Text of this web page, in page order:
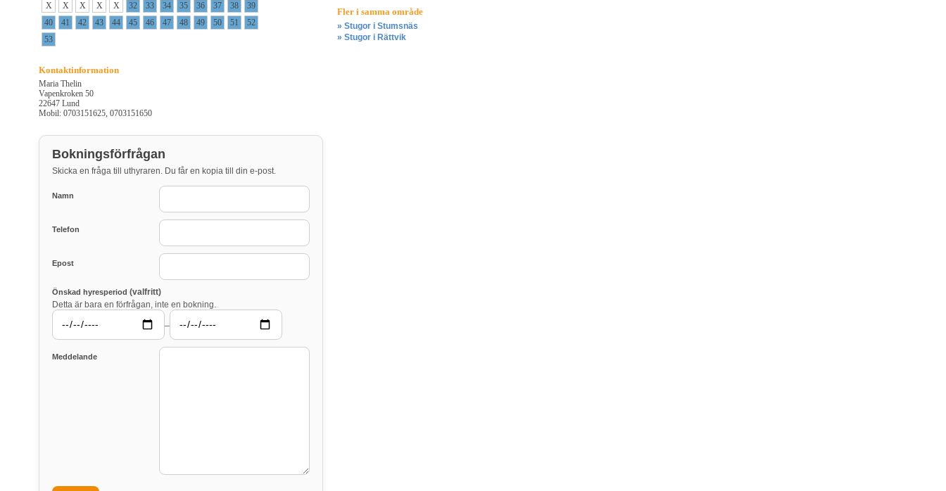
X
X X X X 32 33 34 35 36 37 38
39
40
41 42 43 44 45 46 47 48 49 50 51
52
53
Kontaktinformation
Maria Thelin
Vapenkroken 50
22647 Lund
Mobil: 0703151625, 0703151650
Bokningsförfrågan
Skicka en fråga till uthyraren. Du får en kopia till din e-post.
Namn
Telefon
Epost
Önskad hyresperiod (valfritt)
Detta är bara en förfrågan, inte en bokning.
–
Meddelande
Fler i samma område
» Stugor i Stumsnäs
» Stugor i Rättvik